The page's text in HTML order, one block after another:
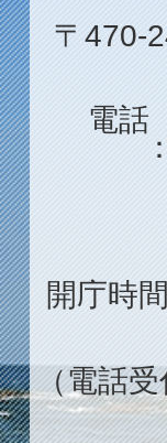
〒470-
電話
開庁時
（電話